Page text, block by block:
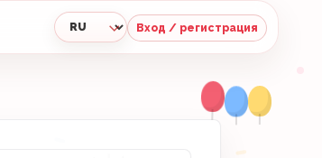
Язык Вход / регистрация